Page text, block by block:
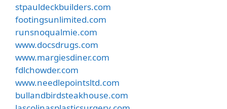
stpauldeckbuilders.com
footingsunlimited.com
runsnoqualmie.com
www.docsdrugs.com
www.margiesdiner.com
fdlchowder.com
www.needlepointsltd.com
bullandbirdsteakhouse.com